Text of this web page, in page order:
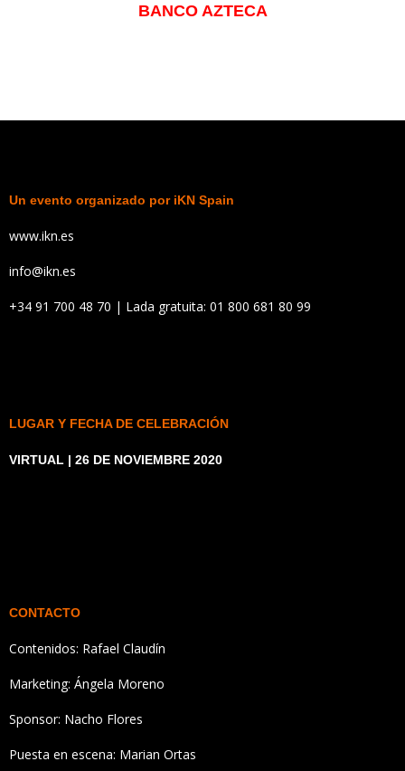
BANCO AZTECA
Un evento organizado por iKN Spain
www.ikn.es
info@ikn.es
+34 91 700 48 70 | Lada gratuita: 01 800 681 80 99
LUGAR Y FECHA DE CELEBRACIÓN
VIRTUAL | 26 DE NOVIEMBRE 2020
CONTACTO
Contenidos: Rafael Claudín
Marketing: Ángela Moreno
Sponsor: Nacho Flores
Puesta en escena: Marian Ortas